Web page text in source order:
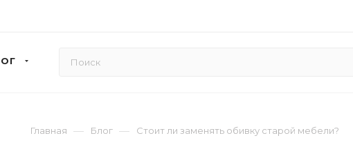
Главная — Блог — Стоит ли заменять обивку старой мебели?